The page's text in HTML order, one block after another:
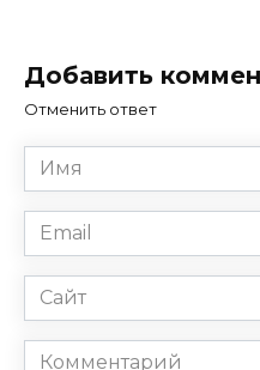
Добавить
Отменить ответ
Имя
*
Email
*
Сайт
Комментарий